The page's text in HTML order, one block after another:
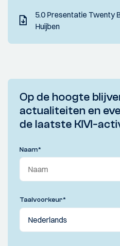
5.0 Presentatie Twenty
Huijben
Op de hoogte
actualiteiten en
de laatste KIVI-
Naam*
Taalvoorkeur*